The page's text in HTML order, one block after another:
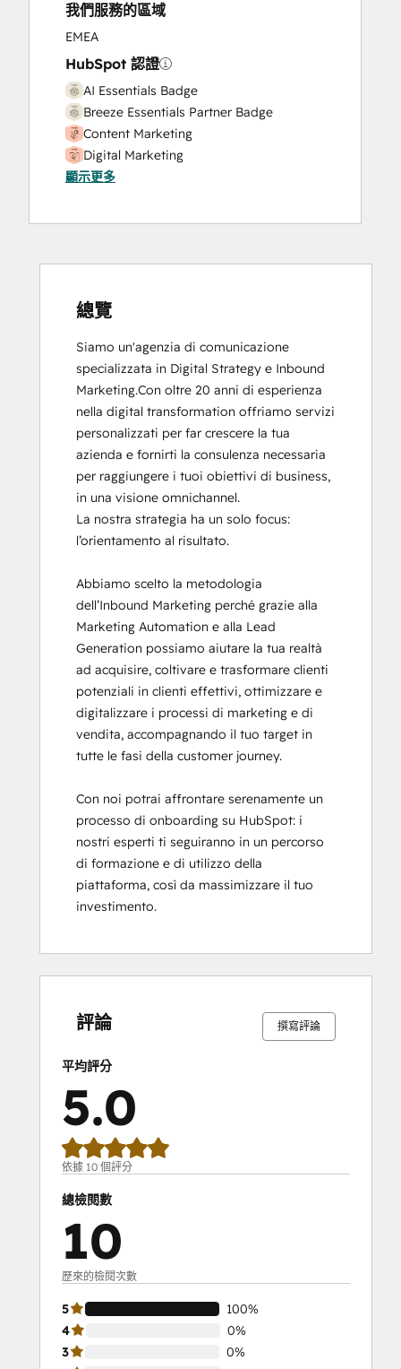
我們服務的區域
EMEA
HubSpot 認證
AI Essentials Badge
Breeze Essentials Partner Badge
Content Marketing
Digital Marketing
Email Marketing Certification
HubSpot Email Marketing Software
HubSpot Solutions Partner
Inbound Marketing
Sales Management Training: Strategies
for Developing a Successful Modern
Sales Team
Social Media Marketing Certification
Course
顯示更多
總覽
Siamo un'agenzia di comunicazione
specializzata in Digital Strategy e Inbound
Marketing.Con oltre 20 anni di esperienza
nella digital transformation offriamo servizi
personalizzati per far crescere la tua
azienda e fornirti la consulenza necessaria
per raggiungere i tuoi obiettivi di business,
in una visione omnichannel.
La nostra strategia ha un solo focus:
l’orientamento al risultato.
Abbiamo scelto la metodologia
dell’Inbound Marketing perché grazie alla
Marketing Automation e alla Lead
Generation possiamo aiutare la tua realtà
ad acquisire, coltivare e trasformare clienti
potenziali in clienti effettivi, ottimizzare e
digitalizzare i processi di marketing e di
vendita, accompagnando il tuo target in
tutte le fasi della customer journey.
Con noi potrai affrontare serenamente un
processo di onboarding su HubSpot: i
nostri esperti ti seguiranno in un percorso
di formazione e di utilizzo della
piattaforma, così da massimizzare il tuo
investimento.
評論 撰寫評論
平均評分
5.0
依據 10 個評分
總檢閱數
10
歷來的檢閱次數
5
100%
4
成
0%
3
成
0%
成
成
成